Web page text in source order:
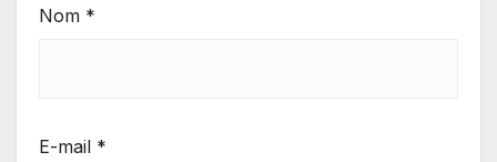
Nom *
E-mail *